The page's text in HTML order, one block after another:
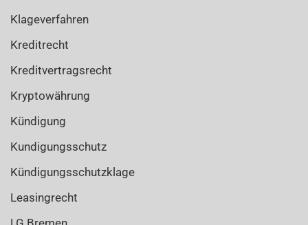
Klageverfahren
Kreditrecht
Kreditvertragsrecht
Kryptowährung
Kündigung
Kundigungsschutz
Kündigungsschutzklage
Leasingrecht